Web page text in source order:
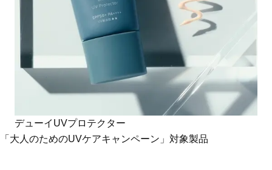
デューイUVプロテクター
「大人のためのUVケアキャンペーン」対象製品